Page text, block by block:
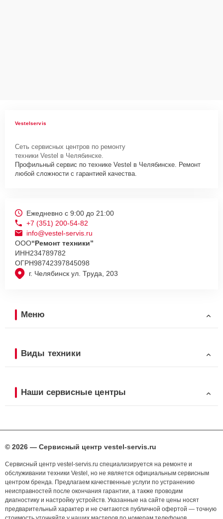
Vestelservis
Сеть сервисных центров по ремонту
техники Vestel в Челябинске.
Профильный сервис по технике Vestel в Челябинске. Ремонт
любой сложности с гарантией качества.
г. Челябинск ул. Труда, 203
Ежедневно с 9:00 до 21:00
+7 (351) 200-54-82
info@vestel-servis.ru
ООО“Ремонт техники”
ИНН234789782
ОГРН98742397845098
Меню
Виды техники
Наши сервисные центры
© 2026 — Сервисный центр vestel-servis.ru
Сервисный центр vestel-servis.ru специализируется на ремонте и
обслуживании техники Vestel, но не является официальным сервисным
центром бренда. Предлагаем качественные услуги по устранению
неисправностей после окончания гарантии, а также проводим
диагностику и настройку устройств. Указанные на сайте цены носят
предварительный характер и не считаются публичной офертой — точную